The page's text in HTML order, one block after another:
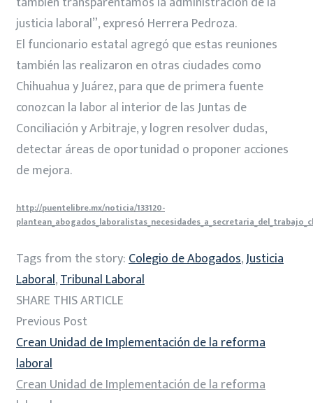
justicia laboral”, expresó Herrera Pedroza.
El funcionario estatal agregó que estas reuniones
también las realizaron en otras ciudades como
Chihuahua y Juárez, para que de primera fuente
conozcan la labor al interior de las Juntas de
Conciliación y Arbitraje, y logren resolver dudas,
detectar áreas de oportunidad o proponer acciones
de mejora.
http://puentelibre.mx/noticia/133120-
Tags from the story:Colegio de Abogados,Justicia
Laboral,Tribunal Laboral
SHARE THIS ARTICLE
Previous Post
Crean Unidad de Implementación de la reforma
laboral
Crean Unidad de Implementación de la reforma